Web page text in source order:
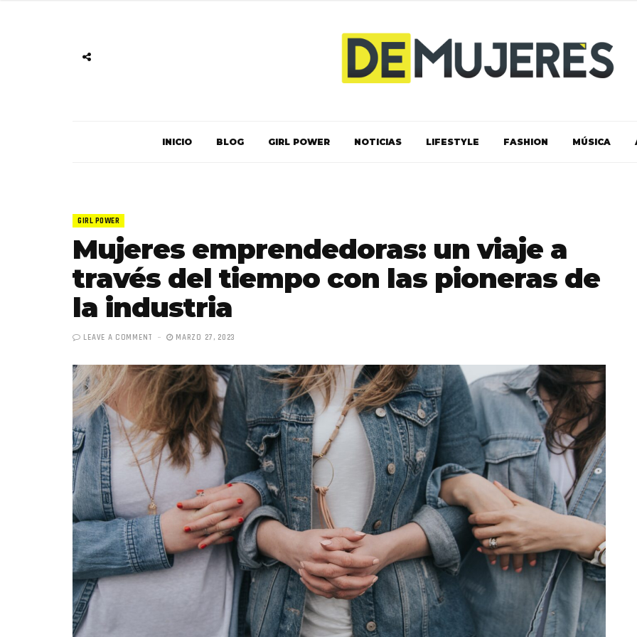
INICIO BLOG GIRL POWER NOTICIAS LIFESTYLE FASHION MÚSICA
GIRL POWER
Mujeres emprendedoras: un viaje a
través del tiempo con las pioneras de
la industria
LEAVE A COMMENT MARZO 27, 2023
«Bonitas», el nuevo
sencillo de Hendrix y
Totó la Momposina: el
adiós a la gran
cantadora que llevó las
raíces colombianas al
mundo a través de su